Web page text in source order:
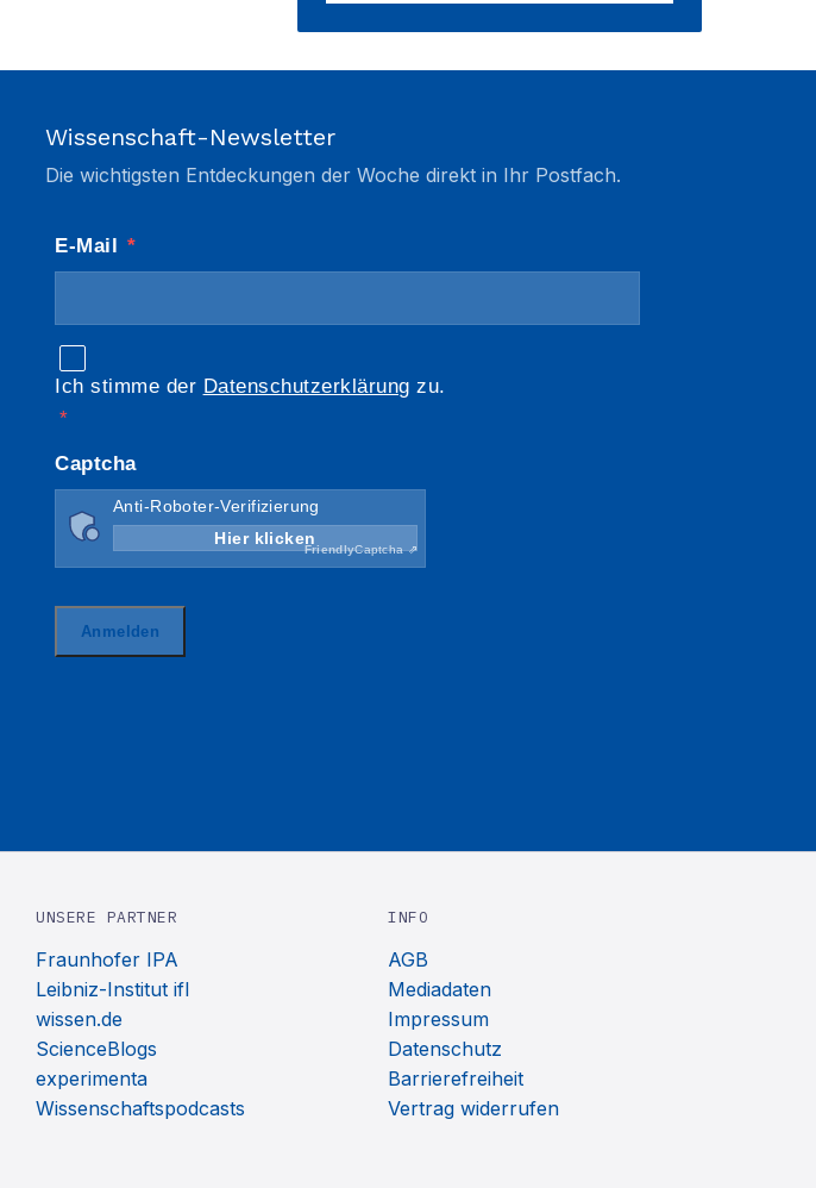
Wissenschaft-Newsletter
Die wichtigsten Entdeckungen der Woche direkt in Ihr Postfach.
UNSERE PARTNER
Fraunhofer IPA
Leibniz-Institut ifl
wissen.de
ScienceBlogs
experimenta
Wissenschaftspodcasts
INFO
AGB
Mediadaten
Impressum
Datenschutz
Barrierefreiheit
Vertrag widerrufen